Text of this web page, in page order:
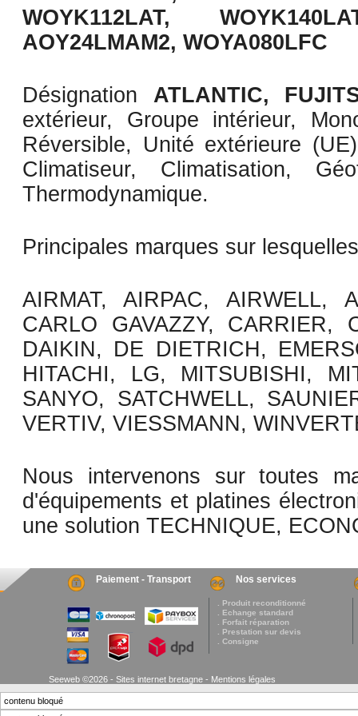
WOYK112LAT,
AOY24LMAM2, WOYA080LFC
Désignation ATLANTIC,
extérieur, Groupe intérieur,
Réversible, Unité extérieure
Climatiseur, Climatisation,
Thermodynamique.
Principales marques sur
AIRMAT, AIRPAC, AIRWELL,
CARLO GAVAZZY, CARRIER,
DAIKIN, DE DIETRICH,
HITACHI, LG, MITSUBISHI,
SANYO, SATCHWELL,
VERTIV, VIESSMANN,
Nous intervenons sur toutes
d'équipements et platines
une solution TECHNIQUE,
Paiement - Transport Nos services
. Produit reconditionné
. Echange standard
. Forfait réparation
. Prestation sur devis
. Consigne
Seeweb ©2026 - Sites internet bretagne - Mentions légales
contenu bloqué